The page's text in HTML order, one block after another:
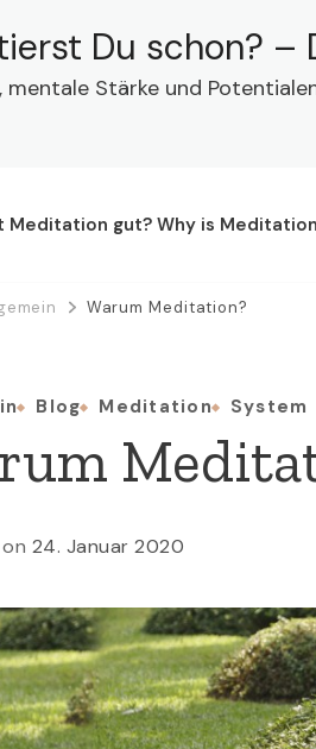
Du schon? –
mentale Stärke und
Meditation gut? Why is
Warum Meditation?
Blog Meditation System
24. Januar 2020